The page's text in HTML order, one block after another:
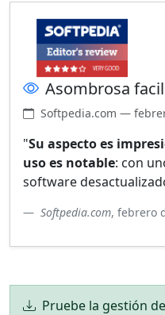
Asombrosa
Softpedia.com —
"Su aspecto es
uso es notable: con
software
Softpedia.com, febrero
Pruebe la gestión